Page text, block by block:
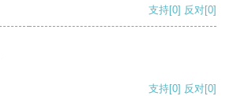
支持[0] 反对[0]
支持[0] 反对[0]